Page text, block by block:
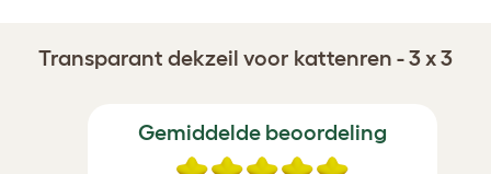
Transparant dekzeil voor kattenren - 3 x 3
Gemiddelde beoordeling